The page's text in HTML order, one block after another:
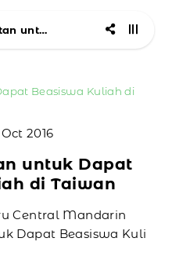
Raih Kesempatan untuk Dapat Beasiswa Kuliah di Taiwan
2016
untuk Dapat
di Taiwan
Central Mandarin
Dapat Beasiswa Kuli